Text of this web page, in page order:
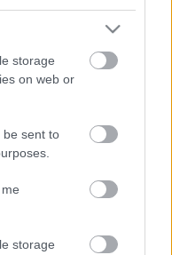
storage
on web or
be sent to
storage
– Sena